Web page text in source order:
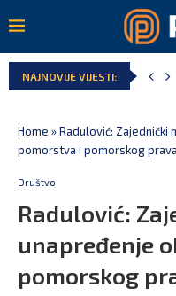
NAJNOVIJE VIJESTI:
Home »Radulović: Zajednički
pomorstva i pomorskog prava
Društvo
Radulović:
unapređenje
pomorskog